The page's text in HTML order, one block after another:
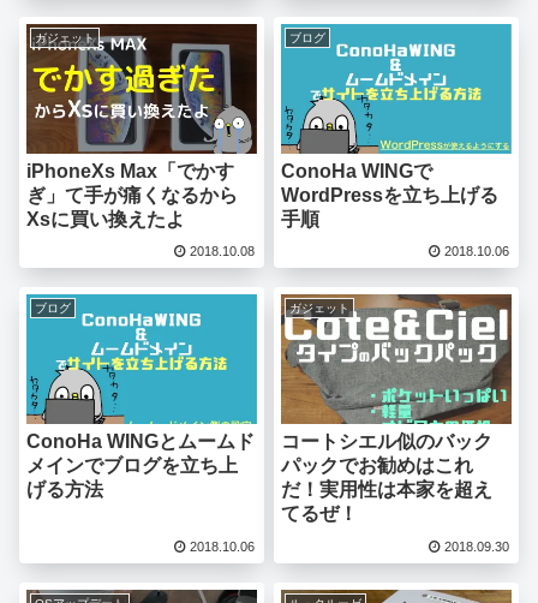
ガジェット
iPhoneXs Max「でかす
ぎ」て手が痛くなるから
Xsに買い換えたよ
2018.10.08
ブログ
ConoHa WINGで
WordPressを立ち上げる
手順
2018.10.06
ブログ
ConoHa WINGとムームド
メインでブログを立ち上
げる方法
2018.10.06
ガジェット
コートシエル似のバック
パックでお勧めはこれ
だ！実用性は本家を超え
てるぜ！
2018.09.30